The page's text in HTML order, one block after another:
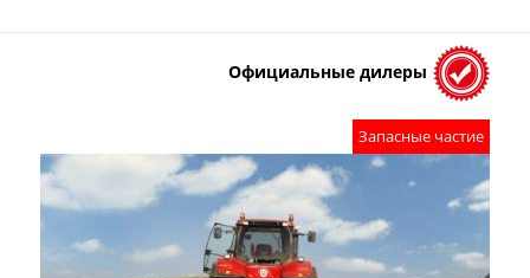
Официальные дилеры
Запасные частиe